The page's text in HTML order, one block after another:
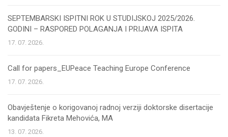
SEPTEMBARSKI ISPITNI ROK U STUDIJSKOJ 2025/2026.
GODINI – RASPORED POLAGANJA I PRIJAVA ISPITA
17. 07. 2026.
Call for papers_EUPeace Teaching Europe Conference
17. 07. 2026.
Obavještenje o korigovanoj radnoj verziji doktorske disertacije
kandidata Fikreta Mehovića, MA
13. 07. 2026.